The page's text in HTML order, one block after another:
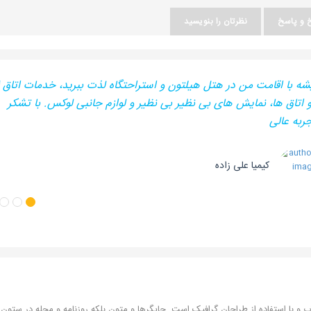
و پاسخ نظرتان را بنویسید
با اقامت من در هتل هیلتون و استراحتگاه لذت ببرید، خدمات اتاق
و اتاق ها، نمایش های بی نظیر بی نظیر و لوازم جانبی لوکس. با تشکر
عالی
کیمیا علی زاده